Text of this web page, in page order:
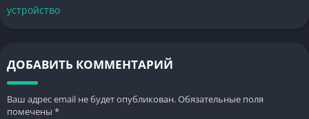
устройство
ДОБАВИТЬ КОММЕНТАРИЙ
Ваш адрес email не будет опубликован.Обязательные поля
помечены *